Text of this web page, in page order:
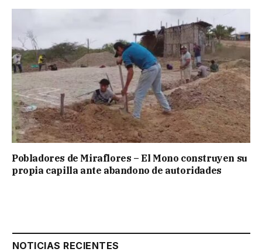
Pobladores de Miraflores – El Mono construyen su
propia capilla ante abandono de autoridades
NOTICIAS RECIENTES